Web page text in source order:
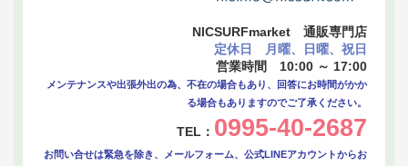
NICSURFmarket 通販専門店
定休日 月曜、日曜、祝日
営業時間 10:00 ～ 17:00
メンテナンスや出張外出の為、不在の場合もあり、回答にお時間がかか
る場合もありますのでご了承ください。
TEL： 0995-40-2687
お問い合せは緊急を除き、メールフォーム、公式LINEアカウントからお